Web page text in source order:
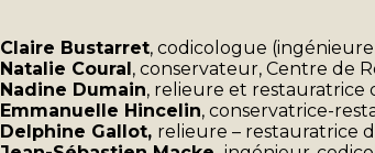
Claire Bustarret, codicologue (ingénieure
Natalie Coural, conservateur, Centre de
Nadine Dumain, relieure et restauratrice
Emmanuelle Hincelin, conservatrice-
Delphine Gallot, relieure – restauratrice